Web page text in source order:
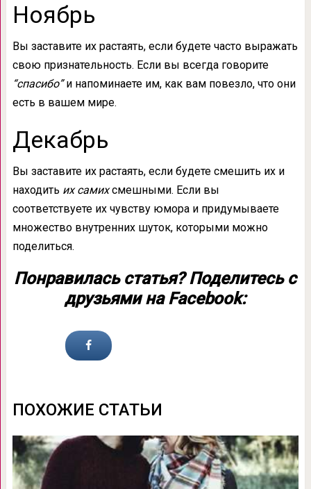
Ноябрь
Вы заставите их растаять, если будете часто выражать
свою признательность. Если вы всегда говорите
“спасибо”и напоминаете им, как вам повезло, что они
есть в вашем мире.
Декабрь
Вы заставите их растаять, если будете смешить их и
находить их самихсмешными. Если вы
соответствуете их чувству юмора и придумываете
множество внутренних шуток, которыми можно
поделиться.
Понравилась статья? Поделитесь с
друзьями на Facebook:
ПОХОЖИЕ СТАТЬИ